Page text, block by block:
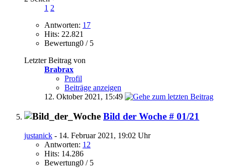
1 2
Antworten: 17
Hits: 22.821
Bewertung0 / 5
Letzter Beitrag von
Brabrax
Profil
Beiträge anzeigen
12. Oktober 2021, 15:49
Bild der Woche # 01/21
justanick - 14. Februar 2021, 19:02 Uhr
Antworten: 12
Hits: 14.286
Bewertung0 / 5